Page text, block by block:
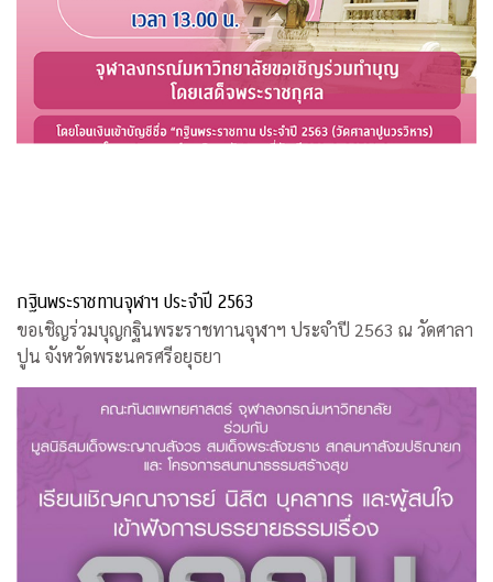
กฐินพระราชทานจุฬาฯ ประจำปี 2563
ขอเชิญร่วมบุญกฐินพระราชทานจุฬาฯ ประจำปี 2563 ณ วัดศาลา
ปูน จังหวัดพระนครศรีอยุธยา